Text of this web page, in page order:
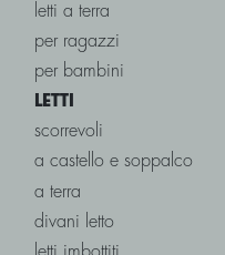
letti a terra
per ragazzi
per bambini
LETTI
scorrevoli
a castello e soppalco
a terra
divani letto